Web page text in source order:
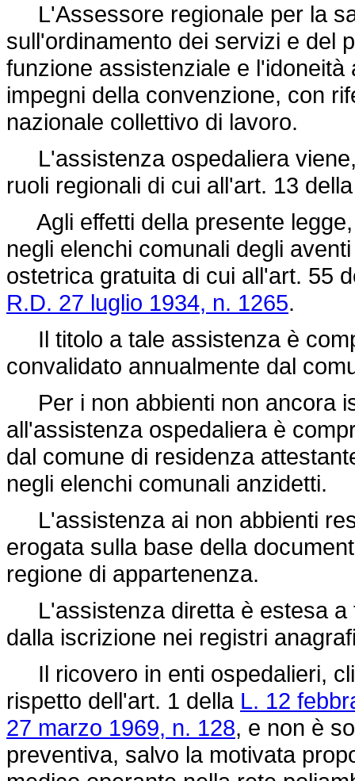
L'Assessore regionale per la
sull'ordinamento dei servizi e del
funzione assistenziale e
impegni della convenzione, con
nazionale collettivo di lavoro.
L'assistenza ospedaliera
ruoli regionali di cui all'art. 13
Agli effetti della presente
negli elenchi comunali degli
ostetrica gratuita di cui all'art. 55
R.D. 27 luglio 1934, n. 1265.
Il titolo a tale assistenza è
convalidato annualmente dal
Per i non abbienti non ancora
all'assistenza ospedaliera è
dal comune di residenza
negli elenchi comunali anzidetti.
L'assistenza ai non abbienti
erogata sulla base della
regione di appartenenza.
L'assistenza diretta è estesa a
dalla iscrizione nei registri
Il ricovero in enti ospedalieri,
rispetto dell'art. 1 della L. 12
27 marzo 1969, n. 128, e non è
preventiva, salvo la motivata